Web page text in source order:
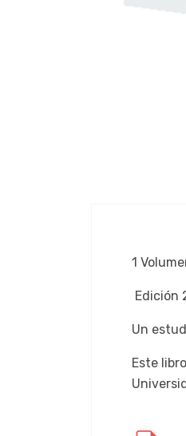
1
Edición
Un
Este